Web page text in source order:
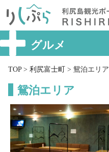
ニ
ュ
ー
を
グルメ
TOP> 利尻富士町 > 鴛泊エリア
鴛泊エリア